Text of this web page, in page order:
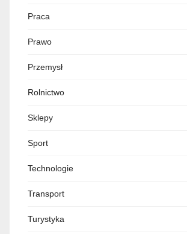
Praca
Prawo
Przemysł
Rolnictwo
Sklepy
Sport
Technologie
Transport
Turystyka